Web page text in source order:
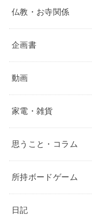
仏教・お寺関係
企画書
動画
家電・雑貨
思うこと・コラム
所持ボードゲーム
日記